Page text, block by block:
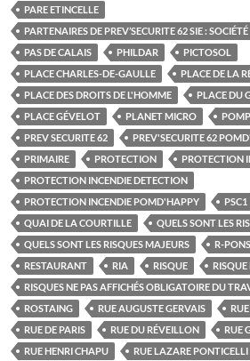
PARE ETINCELLE
PARTENAIRES DE PREV’SECURITE 62 SIE :
PAS DE CALAIS
PHILDAR
PICTOSOL
PLACE CHARLES-DE-GAULLE
PLACE DE LA
PLACE DES DROITS DE L'HOMME
PLACE DU
PLACE GÉVELOT
PLANET MICRO
PREV SECURITE 62
PREV'SECURITE 62
PRIMAIRE
PROTECTION
PROTECTION
PROTECTION INCENDIE DETECTION
PROTECTION INCENDIE POMD'HAPPY
PSC1
QUAI DE LA COURTILLE
QUELS SONT LES
QUELS SONT LES RISQUES MAJEURS
R-PONS
RESTAURANT
RIA RISQUE
RISQUE
RISQUES NE PAS AFFICHÉS OBLIGATOIRE DU
ROSTAING
RUE AUGUSTE GERVAIS
RUE DE PARIS
RUE DU RÉVEILLON
RUE
RUE HENRI CHAPU
RUE LAZARE PONTICELLI